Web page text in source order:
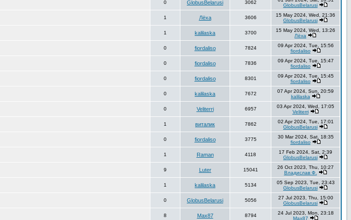
0 GlobusBelarusi 3062
GlobusBelarusi
1 Лёха 3606
15 May 2024, Wed, 21:36
GlobusBelarusi
1 kalilaska 3700
15 May 2024, Wed, 13:26
Лёха
0 fiordaliso 7824
09 Apr 2024, Tue, 15:56
fiordaliso
0 fiordaliso 7836
09 Apr 2024, Tue, 15:47
fiordaliso
0 fiordaliso 8301
09 Apr 2024, Tue, 15:45
fiordaliso
0 kalilaska 7672
07 Apr 2024, Sun, 20:59
kalilaska
0 Veliterri 6957
03 Apr 2024, Wed, 17:05
Veliterri
1 виталик 7862
02 Apr 2024, Tue, 17:01
GlobusBelarusi
0 fiordaliso 3775
30 Mar 2024, Sat, 18:35
fiordaliso
1 Raman 4118
17 Feb 2024, Sat, 2:39
GlobusBelarusi
9 Luter 15041
26 Oct 2023, Thu, 10:27
Владислав Ф.
1 kalilaska 5134
05 Sep 2023, Tue, 23:43
GlobusBelarusi
0 GlobusBelarusi 5056
27 Jul 2023, Thu, 15:00
GlobusBelarusi
8 Max87 8794
24 Jul 2023, Mon, 23:18
Max87